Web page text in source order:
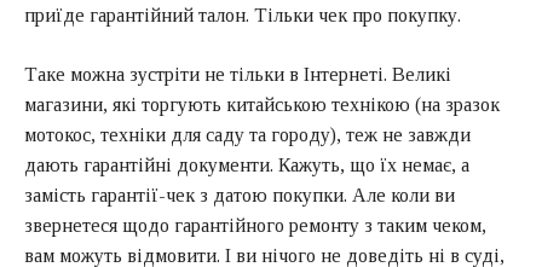
приїде гарантійний талон. Тільки чек про покупку.
Таке можна зустріти не тільки в Інтернеті. Великі
магазини, які торгують китайською технікою (на зразок
мотокос, техніки для саду та городу), теж не завжди
дають гарантійні документи. Кажуть, що їх немає, а
замість гарантії-чек з датою покупки. Але коли ви
звернетеся щодо гарантійного ремонту з таким чеком,
вам можуть відмовити. І ви нічого не доведіть ні в суді,